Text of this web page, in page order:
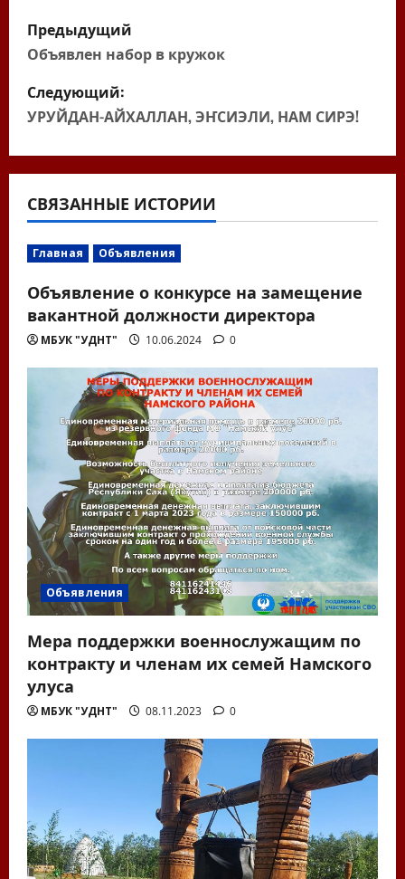
Н
а
в
и
г
а
ц
и
я
п
о
а
п
и
с
я
м
Предыдущий
Объявлен набор в кружок
Следующий:
УРУЙДАН-АЙХАЛЛАН, ЭҤСИЭЛИ, НАМ СИРЭ!
СВЯЗАННЫЕ ИСТОРИИ
Главная Объявления
Объявление о конкурсе на замещение
вакантной должности директора
МБУК "УДНТ" 10.06.2024 0
Объявления
Мера поддержки военнослужащим по
контракту и членам их семей Намского
улуса
МБУК "УДНТ" 08.11.2023 0